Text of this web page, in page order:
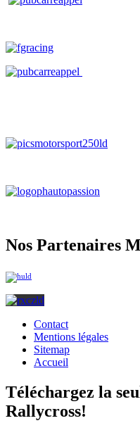
Nos Partenaires
Contact
Mentions légales
Sitemap
Accueil
Téléchargez la
Rallycross!